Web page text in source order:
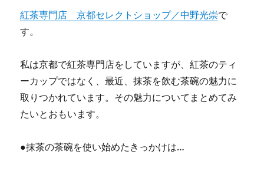
紅茶専門店 京都セレクトショップ／中野光崇で
す。
私は京都で紅茶専門店をしていますが、紅茶のティ
ーカップではなく、最近、抹茶を飲む茶碗の魅力に
取りつかれています。その魅力についてまとめてみ
たいとおもいます。
●抹茶の茶碗を使い始めたきっかけは…